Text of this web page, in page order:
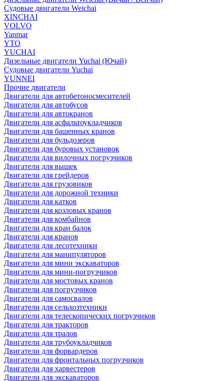
Судовые двигатели Weichai
XINCHAI
VOLVO
Yanmar
YTO
YUCHAI
Дизельные двигатели Yuchai (Ючай)
Судовые двигатели Yuchai
YUNNEI
Прочие двигатели
Двигатели для автобетоносмесителей
Двигатели для автобусов
Двигатели для автокранов
Двигатели для асфальтоукладчиков
Двигатели для башенных кранов
Двигатели для бульдозеров
Двигатели для буровых установок
Двигатели для вилочных погрузчиков
Двигатели для вышек
Двигатели для грейдеров
Двигатели для грузовиков
Двигатели для дорожной техники
Двигатели для катков
Двигатели для козловых кранов
Двигатели для комбайнов
Двигатели для кран балок
Двигатели для кранов
Двигатели для лесотехники
Двигатели для манипуляторов
Двигатели для мини экскаваторов
Двигатели для мини-погрузчиков
Двигатели для мостовых кранов
Двигатели для погрузчиков
Двигатели для самосвалов
Двигатели для сельхозтехники
Двигатели для телескопических погрузчиков
Двигатели для тракторов
Двигатели для тралов
Двигатели для трубоукладчиков
Двигатели для форвардеров
Двигатели для фронтальных погрузчиков
Двигатели для харвестеров
Двигатели для экскаваторов